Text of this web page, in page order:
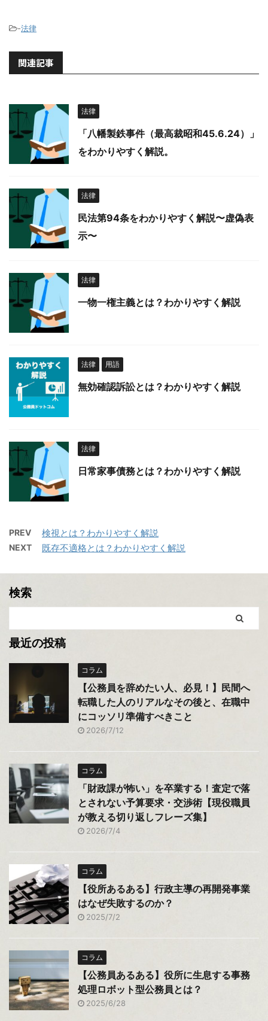
-法律
関連記事
法律
「八幡製鉄事件（最高裁昭和45.6.24）」
をわかりやすく解説。
法律
民法第94条をわかりやすく解説〜虚偽表
示〜
法律
一物一権主義とは？わかりやすく解説
法律 用語
無効確認訴訟とは？わかりやすく解説
法律
日常家事債務とは？わかりやすく解説
PREV 検視とは？わかりやすく解説
NEXT 既存不適格とは？わかりやすく解説
検索
最近の投稿
コラム
【公務員を辞めたい人、必見！】民間へ
転職した人のリアルなその後と、在職中
にコッソリ準備すべきこと
2026/7/12
コラム
「財政課が怖い」を卒業する！査定で落
とされない予算要求・交渉術【現役職員
が教える切り返しフレーズ集】
2026/7/4
コラム
【役所あるある】行政主導の再開発事業
はなぜ失敗するのか？
2025/7/2
コラム
【公務員あるある】役所に生息する事務
処理ロボット型公務員とは？
2025/6/28